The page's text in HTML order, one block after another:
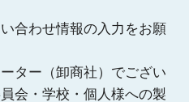
合わせ情報の入力をお願
ター（卸商社）でござい
会・学校・個人様への製